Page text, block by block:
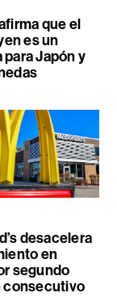
que el
es un
Japón y
desacelera
en
segundo
consecutivo